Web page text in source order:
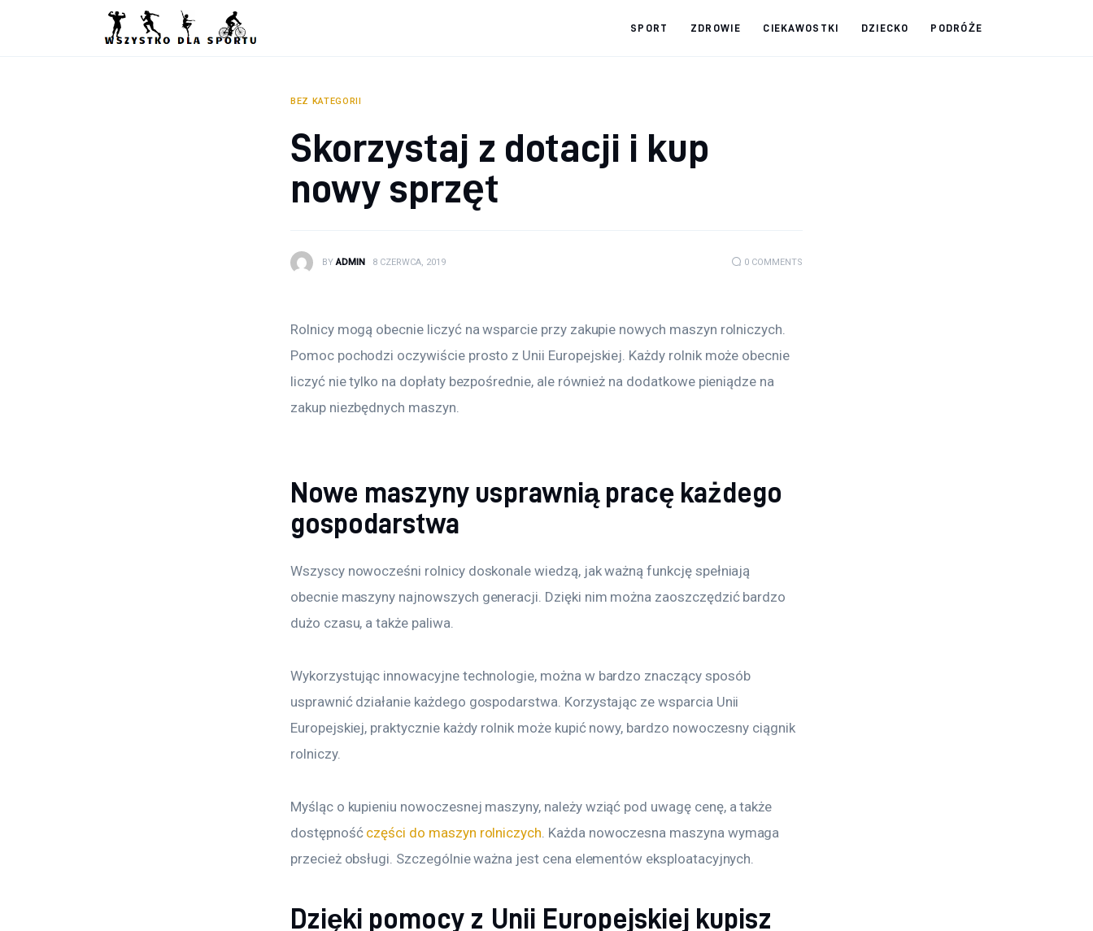
SPORT ZDROWIE CIEKAWOSTKI DZIECKO PODRÓŻE
BEZ KATEGORII
Skorzystaj z dotacji i kup
nowy sprzęt
BY ADMIN 8 CZERWCA, 2019 0 COMMENTS
Rolnicy mogą obecnie liczyć na wsparcie przy zakupie nowych maszyn rolniczych.
Pomoc pochodzi oczywiście prosto z Unii Europejskiej. Każdy rolnik może obecnie
liczyć nie tylko na dopłaty bezpośrednie, ale również na dodatkowe pieniądze na
zakup niezbędnych maszyn.
Nowe maszyny usprawnią pracę każdego
gospodarstwa
Wszyscy nowocześni rolnicy doskonale wiedzą, jak ważną funkcję spełniają
obecnie maszyny najnowszych generacji. Dzięki nim można zaoszczędzić bardzo
dużo czasu, a także paliwa.
Wykorzystując innowacyjne technologie, można w bardzo znaczący sposób
usprawnić działanie każdego gospodarstwa. Korzystając ze wsparcia Unii
Europejskiej, praktycznie każdy rolnik może kupić nowy, bardzo nowoczesny ciągnik
rolniczy.
Myśląc o kupieniu nowoczesnej maszyny, należy wziąć pod uwagę cenę, a także
dostępność części do maszyn rolniczych. Każda nowoczesna maszyna wymaga
przecież obsługi. Szczególnie ważna jest cena elementów eksploatacyjnych.
Dzięki pomocy z Unii Europejskiej kupisz